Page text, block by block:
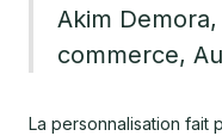
Akim
commerce,
La personnalisation fait